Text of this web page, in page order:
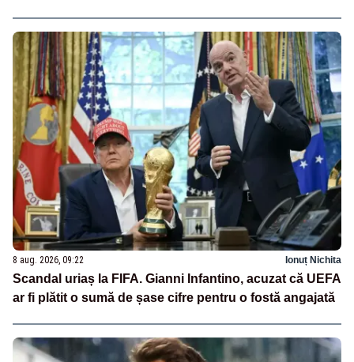
8 aug. 2026, 09:22 Ionuț Nichita
Scandal uriaș la FIFA. Gianni Infantino, acuzat că UEFA
ar fi plătit o sumă de șase cifre pentru o fostă angajată